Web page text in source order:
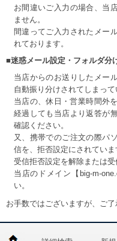
お間違いご入力の場合、当
ません。
間違ってご入力されたメー
れております。
■迷惑メール設定・フォルダ分
当店からのお送りしたメー
自動振り分けされてしまって
当店の、休日・営業時間外
経過しても当店より返答が
確認ください。
又、携帯でのご注文の際パ
信を、拒否設定にされていま
受信拒否設定を解除または受
当店のドメイン【big-m-
い。
お手数ではございますが、ご了